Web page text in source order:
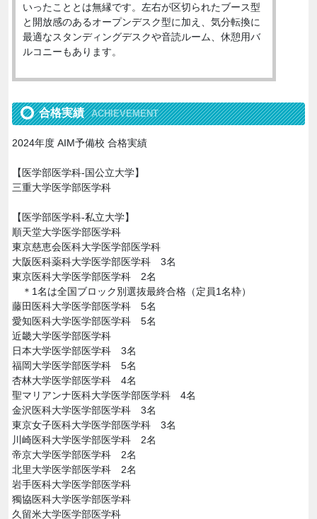
いったこととは無縁です。左右が区切られたブース型
と開放感のあるオープンデスク型に加え、気分転換に
最適なスタンディングデスクや音読ルーム、休憩用バ
ルコニーもあります。
合格実績 ACHIEVEMENT
2024年度 AIM予備校 合格実績
【医学部医学科-国公立大学】
三重大学医学部医学科
【医学部医学科-私立大学】
順天堂大学医学部医学科
東京慈恵会医科大学医学部医学科
大阪医科薬科大学医学部医学科 3名
東京医科大学医学部医学科 2名
＊1名は全国ブロック別選抜最終合格（定員1名枠）
藤田医科大学医学部医学科 5名
愛知医科大学医学部医学科 5名
近畿大学医学部医学科
日本大学医学部医学科 3名
福岡大学医学部医学科 5名
杏林大学医学部医学科 4名
聖マリアンナ医科大学医学部医学科 4名
金沢医科大学医学部医学科 3名
東京女子医科大学医学部医学科 3名
川崎医科大学医学部医学科 2名
帝京大学医学部医学科 2名
北里大学医学部医学科 2名
岩手医科大学医学部医学科
獨協医科大学医学部医学科
久留米大学医学部医学科